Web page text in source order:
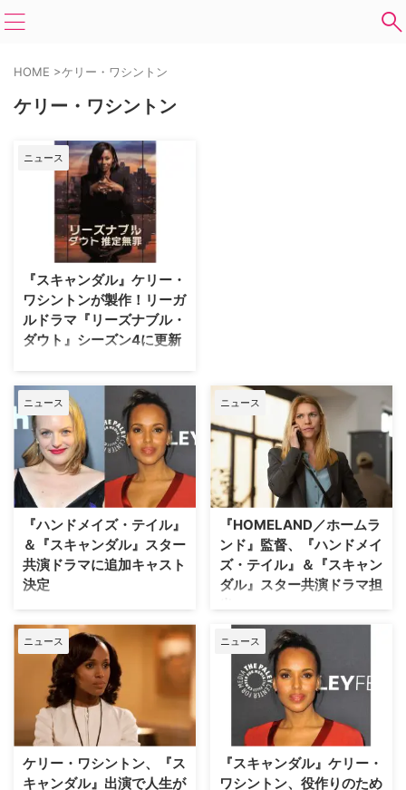
HOME >ケリー・ワシントン
ケリー・ワシントン
ニュース
『スキャンダル』ケリー・
ワシントンが製作！リーガ
ルドラマ『リーズナブル・
ダウト』シーズン4に更新
ンが製作総指揮に名を連ねる米
Huluのリーガルドラマ『リーズ
ナブル・ダウト 推定無罪』がシ
ーズン4に更新されることが決定
した。 『スキャンダル』製作陣
が手掛けるリーガルドラマ ディ
ズニー・テレビジョン・スタジオ
傘下の20th Televisionが製作す
る本作の主演を務めるのはエマヤ
ツィ・コーリナルディ。シーズン
4への更新は、11月13日に配信予
ツィ演じるロサンゼルスで最も優
秀で大胆不 …
ニュース
『ハンドメイズ・テイル』
＆『スキャンダル』スター
共演ドラマに追加キャスト
決定
『ハンドメイズ・テイル／侍女の
物語』に主演するエリザベス・モ
スと、『スキャンダル 託された
秘密』の主役で知られるケリー・
ワシントンが、Apple TVの新作
ドラマ『Imperfect Women（原
題）』で豪華共演を果たす。 同
シリーズに新キャストが参加する
などが報じている。 『Imperfect
ニュース
『HOMELAND／ホームラ
ンド』監督、『ハンドメイ
ズ・テイル』＆『スキャン
ダル』スター共演ドラマ担
当へ
2011年から8シーズン続いた人気
ドラマ『HOMELAND／ホームラ
ンド』で長年監督を務めたレスリ
ー・リンカ・グラッターが、ドラ
マスター二人の共演ドラマを手掛
けることが分かった。米
Deadlineが報じている。 女性に
よる女性の物語を女性監督が担当
Lesli Linka Glatter Joins Apple’s
ニュース
ケリー・ワシントン、『ス
キャンダル』出演で人生が
ニュース
『スキャンダル』ケリー・
ワシントン、役作りのため